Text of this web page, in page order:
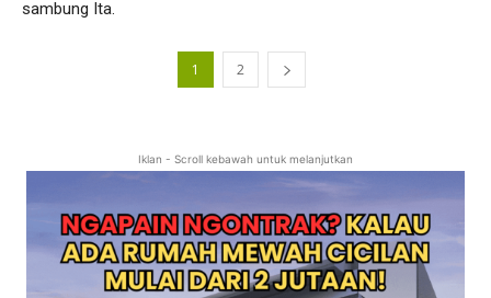
sambung Ita.
1 2
Iklan - Scroll kebawah untuk melanjutkan